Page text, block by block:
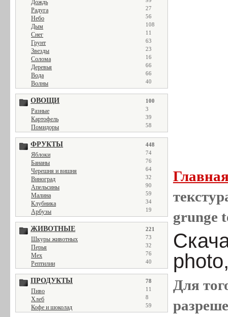
Дождь
Радуга 27
Небо 56
Дым 108
Снег 11
Грунт 63
Звезды 23
Солома 16
Деревья 66
Вода 66
Волны 40
ОВОЩИ 100
Разные 3
Картофель 39
Помидоры 58
ФРУКТЫ 448
Яблоки 74
Бананы 76
Черешня и вишня 64
Виноград 32
Апельсины 90
Малина 59
Клубника 34
Арбузы 19
ЖИВОТНЫЕ 221
Шкуры животных 73
Перья 32
Мех 76
Рептилии 40
ПРОДУКТЫ 78
Пиво 11
Хлеб 8
Кофе и шоколад 59
grunge
Для